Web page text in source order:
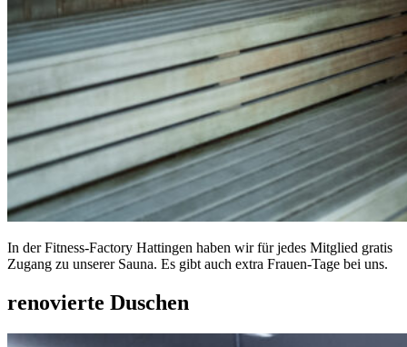
In der Fitness-Factory Hattingen haben wir für jedes Mitglied gratis
Zugang zu unserer Sauna. Es gibt auch extra Frauen-Tage bei uns.
renovierte Duschen